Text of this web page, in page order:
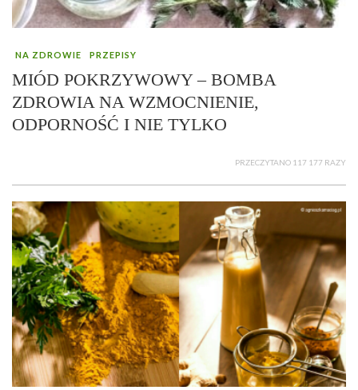
NA ZDROWIE PRZEPISY
MIÓD POKRZYWOWY – BOMBA
ZDROWIA NA WZMOCNIENIE,
ODPORNOŚĆ I NIE TYLKO
PRZECZYTANO 117 177 RAZY